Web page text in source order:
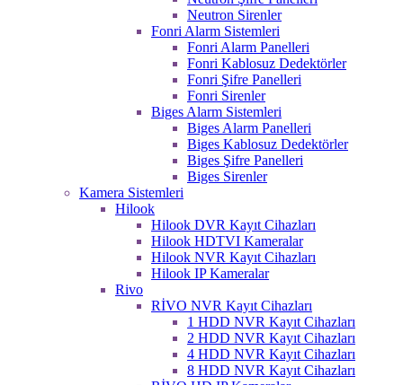
Neutron Sirenler
Fonri Alarm Sistemleri
Fonri Alarm Panelleri
Fonri Kablosuz Dedektörler
Fonri Şifre Panelleri
Fonri Sirenler
Biges Alarm Sistemleri
Biges Alarm Panelleri
Biges Kablosuz Dedektörler
Biges Şifre Panelleri
Biges Sirenler
Kamera Sistemleri
Hilook
Hilook DVR Kayıt Cihazları
Hilook HDTVI Kameralar
Hilook NVR Kayıt Cihazları
Hilook IP Kameralar
Rivo
RİVO NVR Kayıt Cihazları
1 HDD NVR Kayıt Cihazları
2 HDD NVR Kayıt Cihazları
4 HDD NVR Kayıt Cihazları
8 HDD NVR Kayıt Cihazları